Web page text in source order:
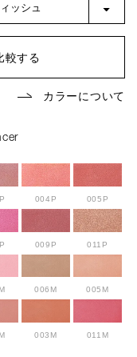
較する
カラーについて
004P 005P
009P 011P
006M 005M
003M 011M